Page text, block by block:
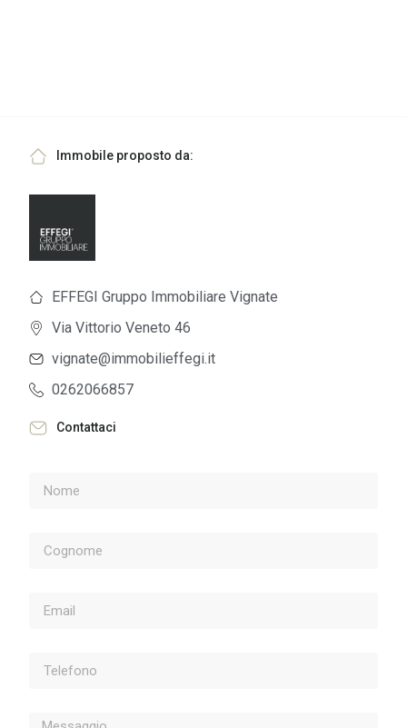
Immobile proposto da:
EFFEGI Gruppo Immobiliare Vignate
Via Vittorio Veneto 46
vignate@immobilieffegi.it
0262066857
Contattaci